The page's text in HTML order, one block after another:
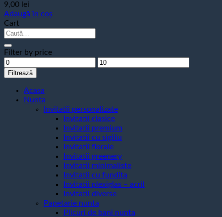
9,00 lei
Adaugă în coș
Cart
Caută
Filter by price
Preț
minim
Preț
Filtrează
Acasa
Nunta
Invitatii personalizate
Invitatii clasice
Invitatii premium
Invitatii cu sigiliu
Invitatii florale
Invitatii greenery
Invitatii minimaliste
Invitatii cu fundita
Invitatii plexiglas – acril
Invitatii diverse
Papetarie nunta
Plicuri de bani nunta